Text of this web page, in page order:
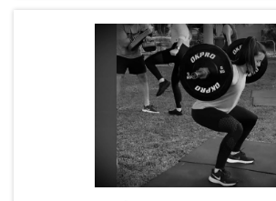
الرياضية والصالات الرياضية التجارية،
الدولية.